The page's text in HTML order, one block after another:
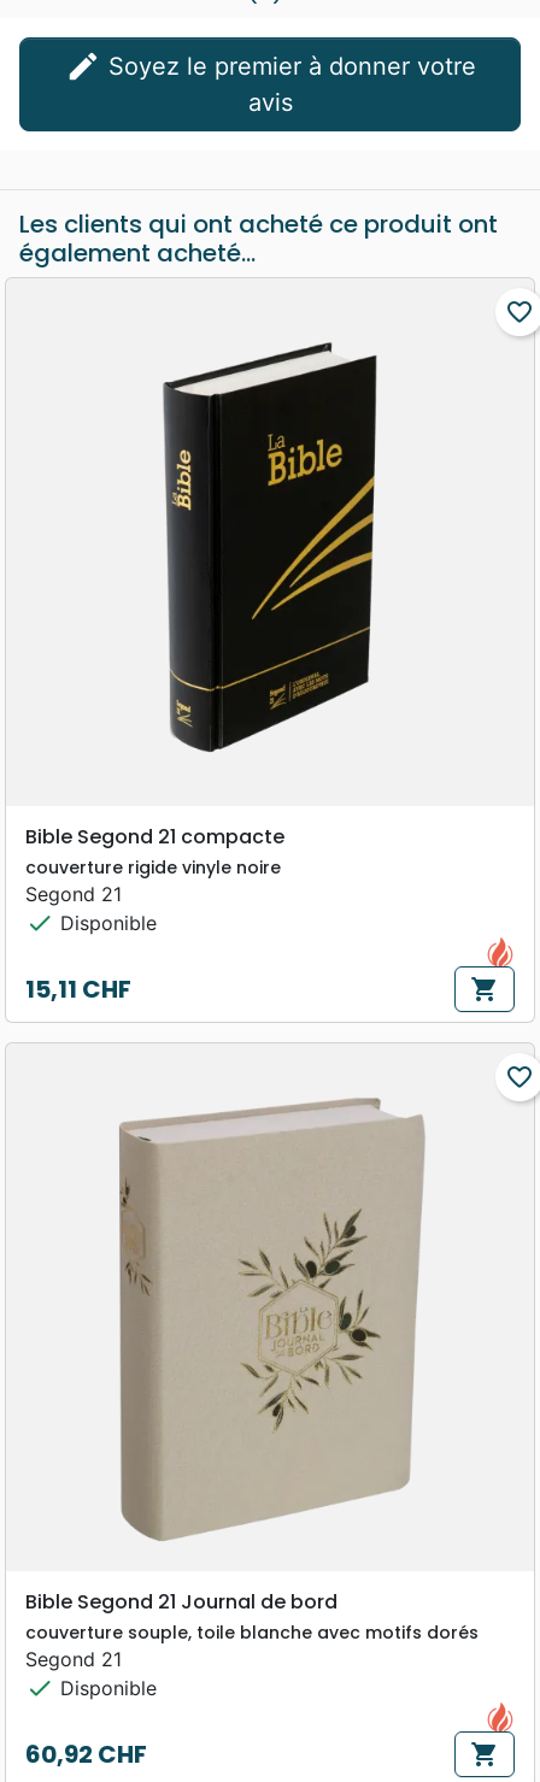
edit
avis
Les clients qui ont acheté ce produit ont
également acheté...
favorite_border
Bible Segond 21 compacte
couverture rigide vinyle noire
Segond 21
check Disponible
Prix
15,11 CHF shopping_cart
favorite_border
Bible Segond 21 Journal de bord
couverture souple, toile blanche avec motifs dorés
Segond 21
check Disponible
Prix
60,92 CHF shopping_cart